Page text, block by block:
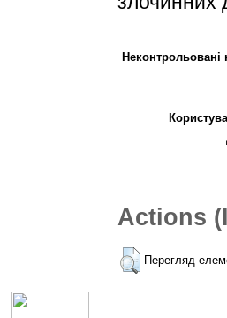
Неконтрольовані
Actions
Перегляд